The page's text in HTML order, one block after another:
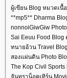
ผู้เขียน Blog หมวดเนื้
**mp5** Dharma
nonnoiGiwGiw
Sai Eeuu Food Blog
ทนายอ้วน Travel
สองแผ่นดิน Photo
The Kop Civil Sports